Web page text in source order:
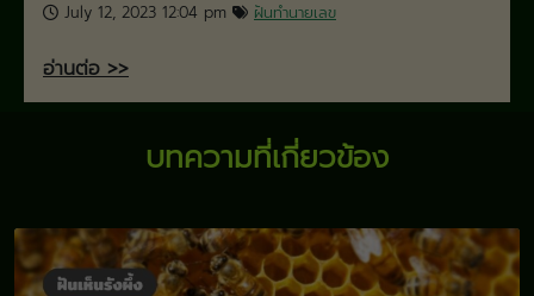
July 12, 2023 12:04 pm ฝันทำนายเลข
อ่านต่อ >>
บทความที่เกี่ยวข้อง